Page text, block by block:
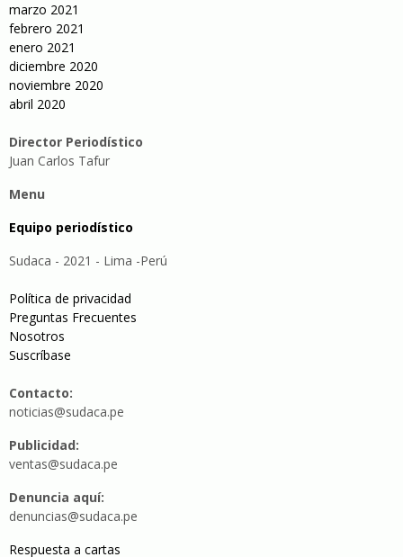
marzo 2021
febrero 2021
enero 2021
diciembre 2020
noviembre 2020
abril 2020
Director Periodístico
Juan Carlos Tafur
Menu
Equipo periodístico
Sudaca - 2021 - Lima -Perú
Política de privacidad
Preguntas Frecuentes
Nosotros
Suscríbase
Contacto:
noticias@sudaca.pe
Publicidad:
ventas@sudaca.pe
Denuncia aquí:
denuncias@sudaca.pe
Respuesta a cartas